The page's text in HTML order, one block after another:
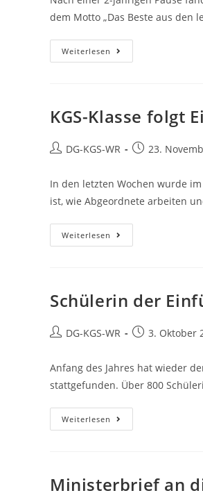
dem Motto „Das Beste aus den
Weiterlesen
KGS-Klasse folgt
DG-KGS-WR 23.
In den letzten Wochen wurde
ist, wie Abgeordnete arbeiten
Weiterlesen
Schülerin der
DG-KGS-WR 3. Oktober
Anfang des Jahres hat wieder
stattgefunden. Über 800
Weiterlesen
Ministerbrief an